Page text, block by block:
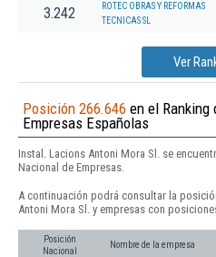
3.242
ROTEC OBRAS Y REFORMAS
TECNICAS SL
Ver
Posición 266.646 en el Ranking
Empresas Españolas
Instal. Lacions Antoni Mora Sl. se
Nacional de Empresas.
A continuación podrá consultar la
Antoni Mora Sl. y empresas con
Posición
Nacional
Nombre de la empresa